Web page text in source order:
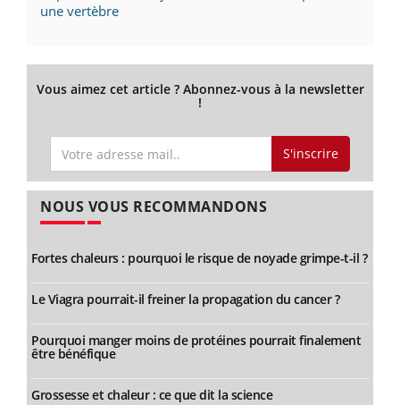
une vertèbre
Vous aimez cet article ? Abonnez-vous à la newsletter
!
S'inscrire
NOUS VOUS RECOMMANDONS
Fortes chaleurs : pourquoi le risque de noyade grimpe-t-il ?
Le Viagra pourrait-il freiner la propagation du cancer ?
Pourquoi manger moins de protéines pourrait finalement
être bénéfique
Grossesse et chaleur : ce que dit la science